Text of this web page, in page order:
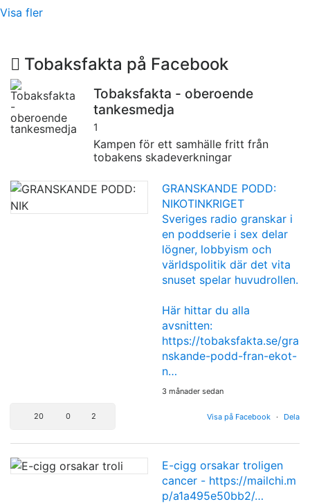
Visa fler
Tobaksfakta på Facebook
Tobaksfakta - oberoende
tankesmedja
1
Kampen för ett samhälle fritt från
tobakens skadeverkningar
GRANSKANDE PODD:
NIKOTINKRIGET
Sveriges radio granskar i
en poddserie i sex delar
lögner, lobbyism och
världspolitik där det vita
snuset spelar huvudrollen.
Här hittar du alla
avsnitten:
https://tobaksfakta.se/gra
nskande-podd-fran-ekot-
n…
3 månader sedan
Visa på Facebook · Dela
20 0 2
E-cigg orsakar troligen
cancer - https://mailchi.m
p/a1a495e50bb2/…